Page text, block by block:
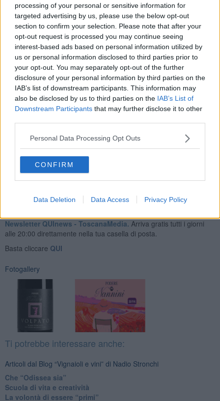
processing of your personal or sensitive information for
targeted advertising by us, please use the below opt-out
section to confirm your selection. Please note that after your
opt-out request is processed you may continue seeing
interest-based ads based on personal information utilized by
us or personal information disclosed to third parties prior to
your opt-out. You may separately opt-out of the further
disclosure of your personal information by third parties on the
IAB’s list of downstream participants. This information may
also be disclosed by us to third parties on the IAB’s List of
Downstream Participants that may further disclose it to other
Personal Data Processing Opt Outs
CONFIRM
Data Deletion Data Access Privacy Policy
Alla degustazione mi ha dato: Colore: rosso rubino intenso, un
poco violaceo. Olfatto: Etereo, ma armonico, persistente con
fruttato di Ciliegia matura. “Si fa bere con il naso”. Gusto: pieno e
caldo, armonico, si ripete il fruttato, persistente. Più tipico di cosi
non si può. Se andate nel podere per degustare i vini, troverete,
secondo indicazioni qui sotto, delle belle sorprese con panorama e
Nadio Stronchi
Newsletter QUInews - ToscanaMedia. Arriva gratis tutti i giorni
alle 20:00 direttamente nella tua casella di posta.
Basta cliccare QUI
Fotogallery
Ti potrebbe interessare anche:
Articoli dal Blog “Vignaioli e vini” di Nadio Stronchi
​Che “Odissea sia”
Scuola di vita e creatività
​La volontà di essere “primi”